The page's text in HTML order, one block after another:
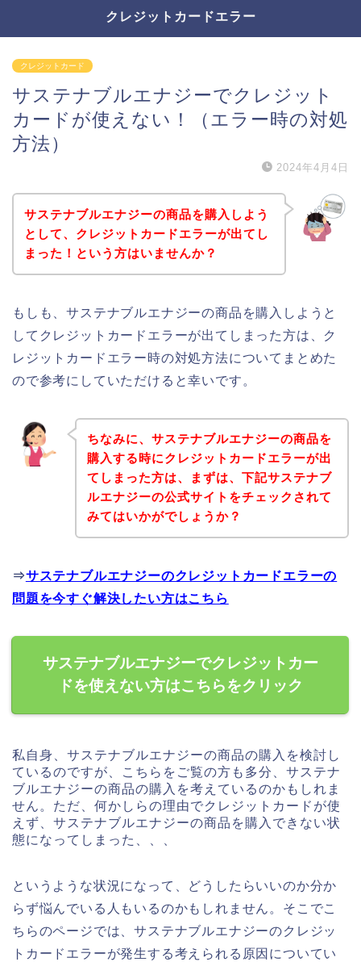
クレジットカードエラー
クレジットカード
サステナブルエナジーでクレジット
カードが使えない！（エラー時の対処
方法）
2024年4月4日
サステナブルエナジーの商品を購入しよう
として、クレジットカードエラーが出てし
まった！という方はいませんか？
もしも、サステナブルエナジーの商品を購入しようと
してクレジットカードエラーが出てしまった方は、ク
レジットカードエラー時の対処方法についてまとめた
ので参考にしていただけると幸いです。
ちなみに、サステナブルエナジーの商品を
購入する時にクレジットカードエラーが出
てしまった方は、まずは、下記サステナブ
ルエナジーの公式サイトをチェックされて
みてはいかがでしょうか？
⇒サステナブルエナジーのクレジットカードエラーの
問題を今すぐ解決したい方はこちら
サステナブルエナジーでクレジットカー
ドを使えない方はこちらをクリック
私自身、サステナブルエナジーの商品の購入を検討し
ているのですが、こちらをご覧の方も多分、サステナ
ブルエナジーの商品の購入を考えているのかもしれま
せん。ただ、何かしらの理由でクレジットカードが使
えず、サステナブルエナジーの商品を購入できない状
態になってしまった、、、
というような状況になって、どうしたらいいのか分か
らず悩んでいる人もいるのかもしれません。そこでこ
ちらのページでは、サステナブルエナジーのクレジッ
トカードエラーが発生する考えられる原因についてい